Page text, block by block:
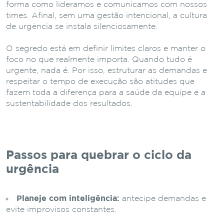
forma como lideramos e comunicamos com nossos
times. Afinal, sem uma gestão intencional, a cultura
de urgência se instala silenciosamente.
O segredo está em definir limites claros e manter o
foco no que realmente importa. Quando tudo é
urgente, nada é. Por isso, estruturar as demandas e
respeitar o tempo de execução são atitudes que
fazem toda a diferença para a saúde da equipe e a
sustentabilidade dos resultados.
Passos para quebrar o ciclo da
urgência
Planeje com inteligência: antecipe demandas e
evite improvisos constantes.